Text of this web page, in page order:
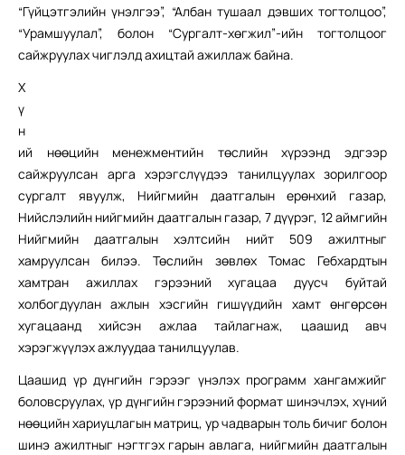
“Гүйцэтгэлийн үнэлгээ”, “Албан тушаал дэвших тогтолцоо”,
“Урамшуулал”, болон “Сургалт-хөгжил”-ийн тогтолцоог
сайжруулах чиглэлд ахицтай ажиллаж байна.
Х
ү
н
ий нөөцийн менежментийн төслийн хүрээнд эдгээр
сайжруулсан арга хэрэгслүүдээ танилцуулах зорилгоор
сургалт явуулж, Нийгмийн даатгалын ерөнхий газар,
Нийслэлийн нийгмийн даатгалын газар, 7 дүүрэг, 12 аймгийн
Нийгмийн даатгалын хэлтсийн нийт 509 ажилтныг
хамруулсан билээ. Төслийн зөвлөх Томас Гебхардтын
хамтран ажиллах гэрээний хугацаа дуусч буйтай
холбогдуулан ажлын хэсгийн гишүүдийн хамт өнгөрсөн
хугацаанд хийсэн ажлаа тайлагнаж, цаашид авч
хэрэгжүүлэх ажлуудаа танилцуулав.
Цаашид үр дүнгийн гэрээг үнэлэх программ хангамжийг
боловсруулах, үр дүнгийн гэрээний формат шинэчлэх, хүний
нөөцийн хариуцлагын матриц, ур чадварын толь бичиг болон
шинэ ажилтныг нэгтгэх гарын авлага, нийгмийн даатгалын